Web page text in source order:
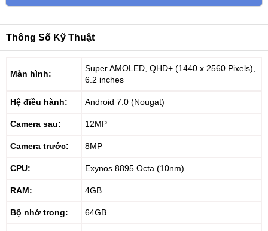
Thông Số Kỹ Thuật
Màn hình:
Super AMOLED, QHD+ (1440 x 2560 Pixels),
6.2 inches
Hệ điều hành: Android 7.0 (Nougat)
Camera sau: 12MP
Camera trước: 8MP
CPU: Exynos 8895 Octa (10nm)
RAM: 4GB
Bộ nhớ trong: 64GB